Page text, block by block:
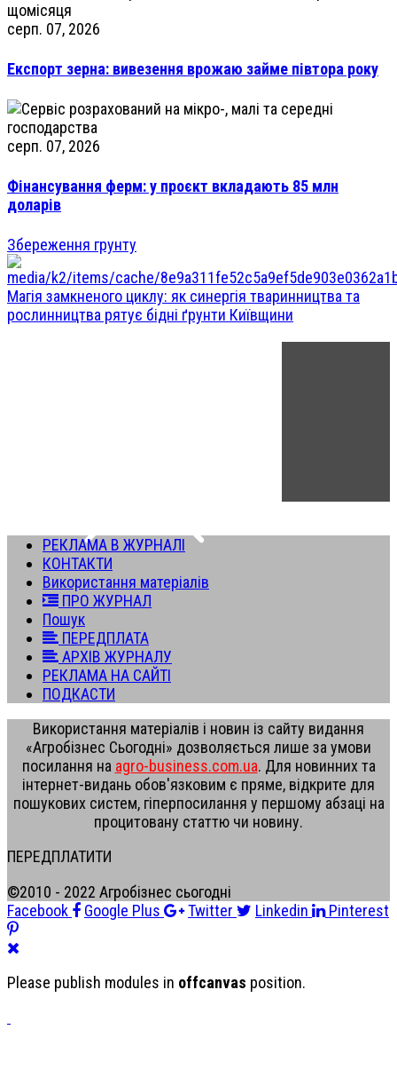
серп. 07, 2026
Експорт зерна: вивезення врожаю займе півтора року
серп. 07, 2026
Фінансування ферм: у проєкт вкладають 85 млн
доларів
Збереження грунту
Магія замкненого циклу: як синергія тваринництва та
рослинництва рятує бідні ґрунти Київщини
РЕКЛАМА В ЖУРНАЛІ
КОНТАКТИ
Використання матеріалів
ПРО ЖУРНАЛ
Пошук
ПЕРЕДПЛАТА
АРХІВ ЖУРНАЛУ
РЕКЛАМА НА САЙТІ
ПОДКАСТИ
Використання матеріалів і новин із сайту видання
«Агробізнес Сьогодні» дозволяється лише за умови
посилання на agro-business.com.ua. Для новинних та
інтернет-видань обов'язковим є пряме, відкрите для
пошукових систем, гіперпосилання у першому абзаці на
процитовану статтю чи новину.
ПЕРЕДПЛАТИТИ
©2010 - 2022 Агробізнес сьогодні
Facebook
Google Plus Twitter Linkedin Pinterest
Please publish modules in offcanvas position.